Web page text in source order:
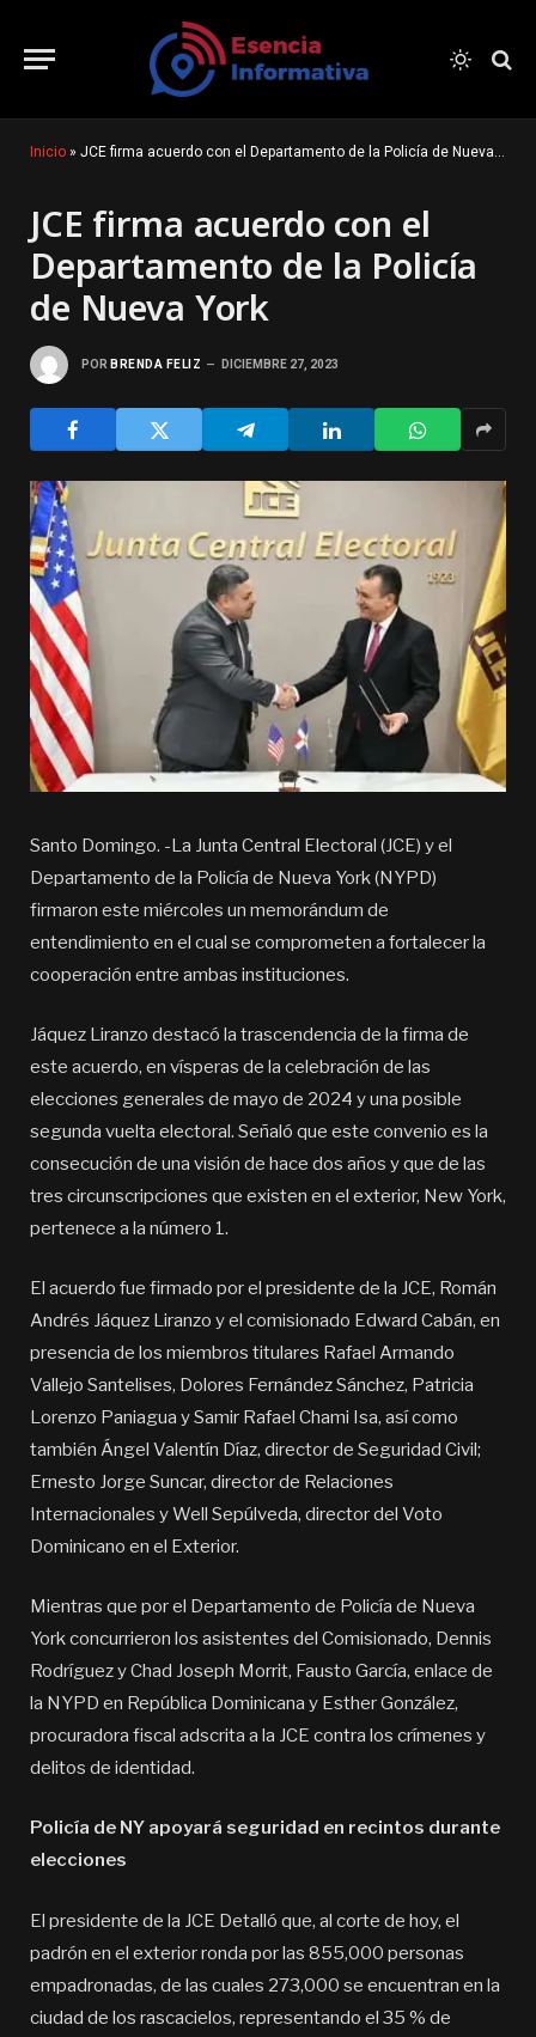
Inicio » JCE firma acuerdo con el Departamento de la Policía de Nueva York
JCE firma acuerdo con el
Departamento de la Policía
de Nueva York
POR BRENDA FELIZ DICIEMBRE 27, 2023
Santo Domingo. -La Junta Central Electoral (JCE) y el
Departamento de la Policía de Nueva York (NYPD)
firmaron este miércoles un memorándum de
entendimiento en el cual se comprometen a fortalecer la
cooperación entre ambas instituciones.
Jáquez Liranzo destacó la trascendencia de la firma de
este acuerdo, en vísperas de la celebración de las
elecciones generales de mayo de 2024 y una posible
segunda vuelta electoral. Señaló que este convenio es la
consecución de una visión de hace dos años y que de las
tres circunscripciones que existen en el exterior, New York,
pertenece a la número 1.
El acuerdo fue firmado por el presidente de la JCE, Román
Andrés Jáquez Liranzo y el comisionado Edward Cabán, en
presencia de los miembros titulares Rafael Armando
Vallejo Santelises, Dolores Fernández Sánchez, Patricia
Lorenzo Paniagua y Samir Rafael Chami Isa, así como
también Ángel Valentín Díaz, director de Seguridad Civil;
Ernesto Jorge Suncar, director de Relaciones
Internacionales y Well Sepúlveda, director del Voto
Dominicano en el Exterior.
Mientras que por el Departamento de Policía de Nueva
York concurrieron los asistentes del Comisionado, Dennis
Rodríguez y Chad Joseph Morrit, Fausto García, enlace de
la NYPD en República Dominicana y Esther González,
procuradora fiscal adscrita a la JCE contra los crímenes y
delitos de identidad.
Policía de NY apoyará seguridad en recintos durante
elecciones
El presidente de la JCE Detalló que, al corte de hoy, el
padrón en el exterior ronda por las 855,000 personas
empadronadas, de las cuales 273,000 se encuentran en la
ciudad de los rascacielos, representando el 35 % de